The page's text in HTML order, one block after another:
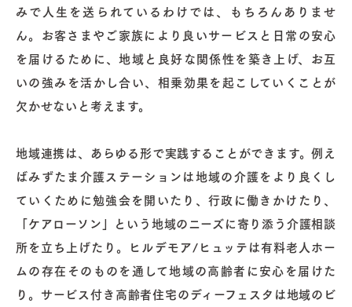
みで人生を送られているわけでは、もちろんありませ
ん。お客さまやご家族により良いサービスと日常の安心
を届けるために、地域と良好な関係性を築き上げ、お互
いの強みを活かし合い、相乗効果を起こしていくことが
欠かせないと考えます。
地域連携は、あらゆる形で実践することができます。例え
ばみずたま介護ステーションは地域の介護をより良くし
ていくために勉強会を開いたり、行政に働きかけたり、
「ケアローソン」という地域のニーズに寄り添う介護相談
所を立ち上げたり。ヒルデモア/ヒュッテは有料老人ホー
ムの存在そのものを通して地域の高齢者に安心を届けた
り。サービス付き高齢者住宅のディーフェスタは地域のビ